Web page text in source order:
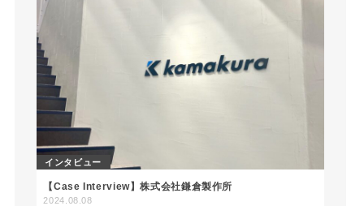
インタビュー
【Case Interview】株式会社鎌倉製作所
2024.08.08